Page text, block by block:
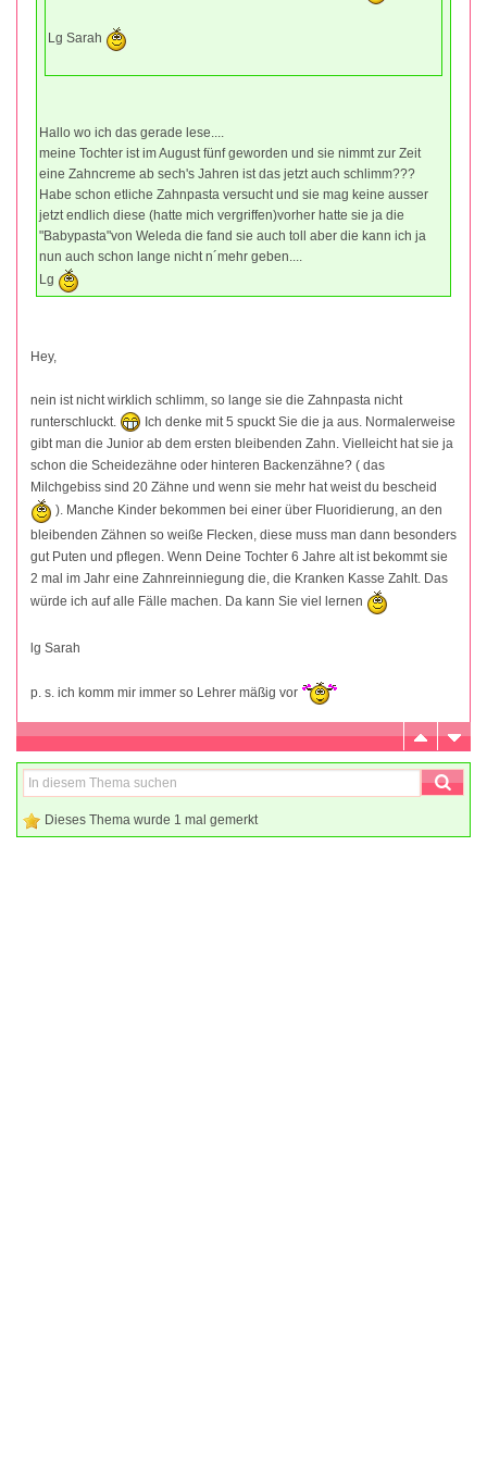
Lg Sarah
Hallo wo ich das gerade lese....
meine Tochter ist im August fünf geworden und sie nimmt zur Zeit
eine Zahncreme ab sech's Jahren ist das jetzt auch schlimm???
Habe schon etliche Zahnpasta versucht und sie mag keine ausser
jetzt endlich diese (hatte mich vergriffen)vorher hatte sie ja die
"Babypasta"von Weleda die fand sie auch toll aber die kann ich ja
nun auch schon lange nicht n´mehr geben....
Lg
Hey,
nein ist nicht wirklich schlimm, so lange sie die Zahnpasta nicht
runterschluckt.
Ich denke mit 5 spuckt Sie die ja aus. Normalerweise
gibt man die Junior ab dem ersten bleibenden Zahn. Vielleicht hat sie ja
schon die Scheidezähne oder hinteren Backenzähne? ( das
Milchgebiss sind 20 Zähne und wenn sie mehr hat weist du bescheid
). Manche Kinder bekommen bei einer über Fluoridierung, an den
bleibenden Zähnen so weiße Flecken, diese muss man dann besonders
gut Puten und pflegen. Wenn Deine Tochter 6 Jahre alt ist bekommt sie
2 mal im Jahr eine Zahnreinniegung die, die Kranken Kasse Zahlt. Das
würde ich auf alle Fälle machen. Da kann Sie viel lernen
lg Sarah
p. s. ich komm mir immer so Lehrer mäßig vor
Dieses Thema wurde 1 mal gemerkt